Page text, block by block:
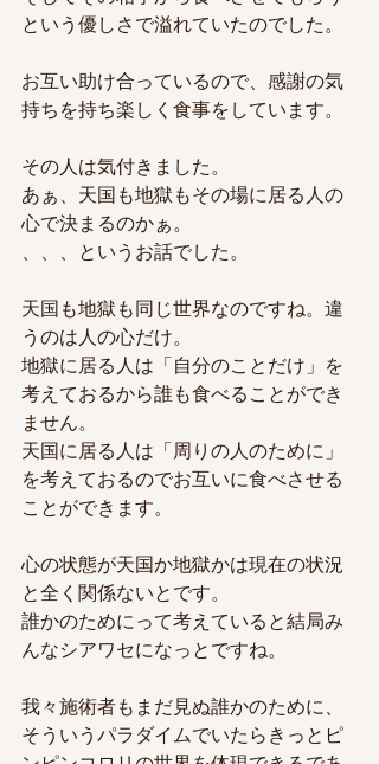
という優しさで溢れていたのでした。
お互い助け合っているので、感謝の気
持ちを持ち楽しく食事をしています。
その人は気付きました。
あぁ、天国も地獄もその場に居る人の
心で決まるのかぁ。
、、、というお話でした。
天国も地獄も同じ世界なのですね。違
うのは人の心だけ。
地獄に居る人は「自分のことだけ」を
考えておるから誰も食べることができ
ません。
天国に居る人は「周りの人のために」
を考えておるのでお互いに食べさせる
ことができます。
心の状態が天国か地獄かは現在の状況
と全く関係ないとです。
誰かのためにって考えていると結局み
んなシアワセになっとですね。
我々施術者もまだ見ぬ誰かのために、
そういうパラダイムでいたらきっとピ